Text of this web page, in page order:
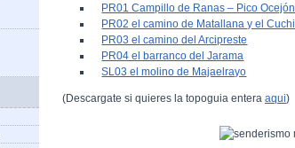
PR01 Campillo de Ranas – Pico Ocejón
PR02 el camino de Matallana y el
PR03 el camino del Arcipreste
PR04 el barranco del Jarama
SL03 el molino de Majaelrayo
(Descargate si quieres la topoguia entera aqui)